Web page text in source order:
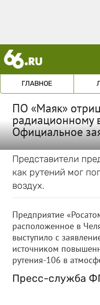
ГЛАВНОЕ
ПО «Маяк»
радиационному
Официальное
Представители
как рутений мог
воздух.
Предприятие
расположенное в
выступило с
источником
рутения-106 в
Пресс-служба